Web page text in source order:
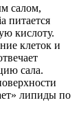
салом,
питается
кислоту.
клеток и
сала.
липиды по